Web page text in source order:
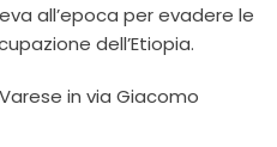
all’epoca per evadere le
dell’Etiopia.
in via Giacomo